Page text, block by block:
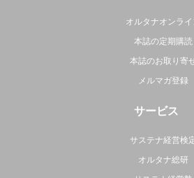
オルタナオンライ
本誌の定期購読
本誌のお取り寄
メルマガ登録
サービス
サステナ経営検
オルタナ総研